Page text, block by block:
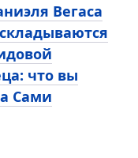
Вегаса
что вы
Сами